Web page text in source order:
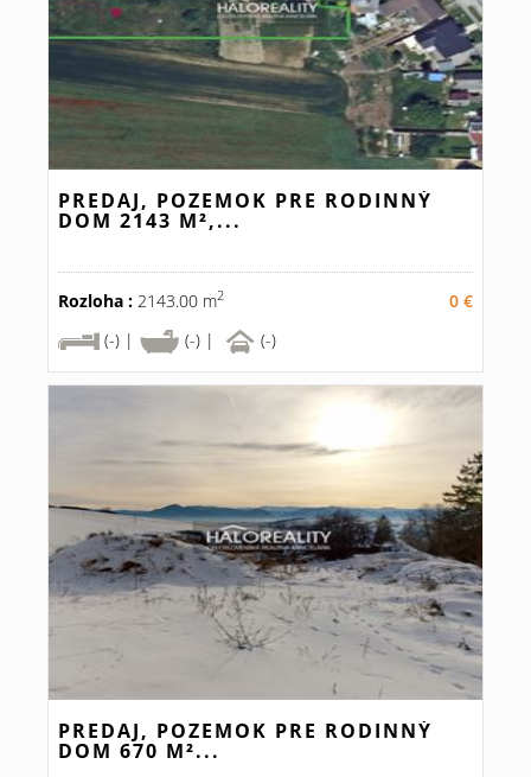
PREDAJ, POZEMOK PRE RODINNÝ
DOM 2143 M²,...
Rozloha : 2143.00 m2
0 €
(-) |
(-) | (-)
PREDAJ, POZEMOK PRE RODINNÝ
DOM 670 M²...